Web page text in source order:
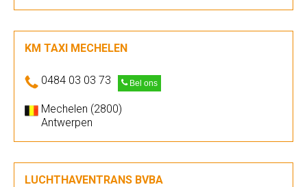
KM TAXI MECHELEN
0484 03 03 73 Bel ons
Mechelen (2800)
Antwerpen
LUCHTHAVENTRANS BVBA